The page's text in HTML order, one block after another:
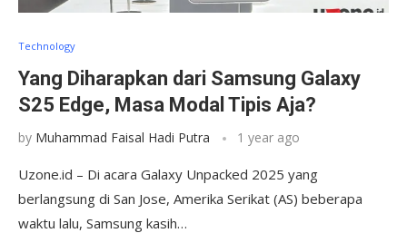
Technology
Yang Diharapkan dari Samsung Galaxy
S25 Edge, Masa Modal Tipis Aja?
by Muhammad Faisal Hadi Putra 1 year ago
Uzone.id – Di acara Galaxy Unpacked 2025 yang
berlangsung di San Jose, Amerika Serikat (AS) beberapa
waktu lalu, Samsung kasih…